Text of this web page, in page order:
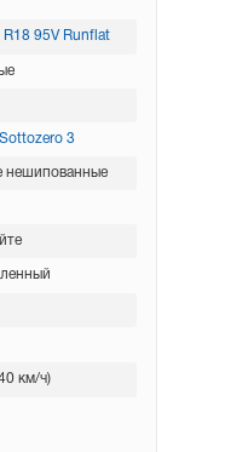
95V Runflat
3
нешипованные
км/ч)